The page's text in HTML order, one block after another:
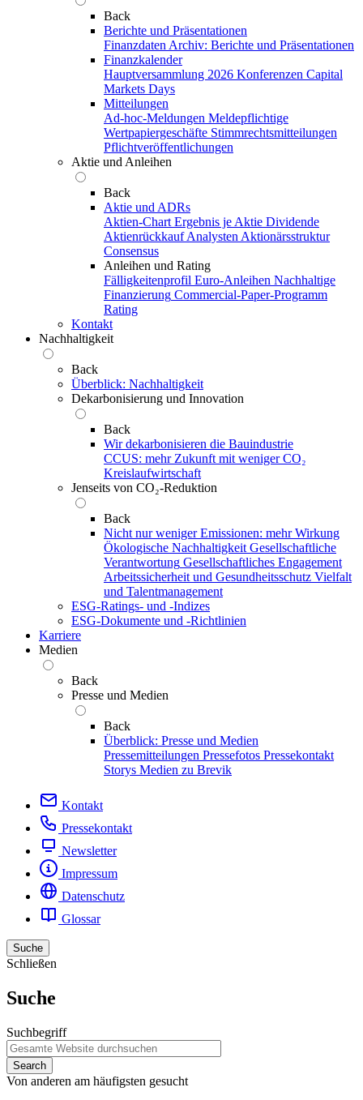
Back
Berichte und Präsentationen
Finanzdaten Archiv: Berichte und Präsentationen
Finanzkalender
Hauptversammlung 2026 Konferenzen Capital
Markets Days
Mitteilungen
Ad-hoc-Meldungen Meldepflichtige
Wertpapiergeschäfte Stimmrechtsmitteilungen
Pflichtveröffentlichungen
Aktie und Anleihen
Back
Aktie und ADRs
Aktien-Chart Ergebnis je Aktie Dividende
Aktienrückkauf Analysten Aktionärsstruktur
Consensus
Anleihen und Rating
Fälligkeitenprofil Euro-Anleihen Nachhaltige
Finanzierung Commercial-Paper-Programm
Rating
Kontakt
Nachhaltigkeit
Back
Überblick: Nachhaltigkeit
Dekarbonisierung und Innovation
Back
Wir dekarbonisieren die Bauindustrie
CCUS: mehr Zukunft mit weniger CO₂
Kreislaufwirtschaft
Jenseits von CO₂-Reduktion
Back
Nicht nur weniger Emissionen: mehr Wirkung
Ökologische Nachhaltigkeit Gesellschaftliche
Verantwortung Gesellschaftliches Engagement
Arbeitssicherheit und Gesundheitsschutz Vielfalt
und Talentmanagement
ESG-Ratings- und ‑Indizes
ESG-Dokumente und ‑Richtlinien
Karriere
Medien
Back
Presse und Medien
Back
Überblick: Presse und Medien
Pressemitteilungen Pressefotos Pressekontakt
Storys Medien zu Brevik
Kontakt
Pressekontakt
Newsletter
Impressum
Datenschutz
Glossar
Suche
Schließen
Suche
Suchbegriff
Von anderen am häufigsten gesucht